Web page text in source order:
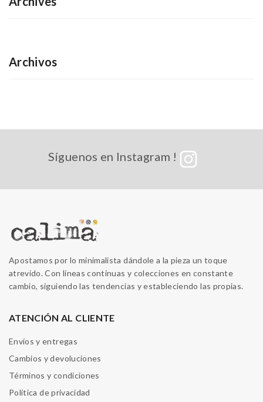
Archivos
Síguenos en Instagram !
Apostamos por lo minimalista dándole a la pieza un toque
atrevido. Con líneas continuas y colecciones en constante
cambio, siguiendo las tendencias y estableciendo las propias.
ATENCIÓN AL CLIENTE
Envíos y entregas
Cambios y devoluciones
Términos y condiciones
Política de privacidad